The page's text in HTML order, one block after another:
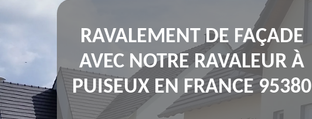
RAVALEMENT DE FAÇADE
AVEC NOTRE RAVALEUR À
PUISEUX EN FRANCE 95380